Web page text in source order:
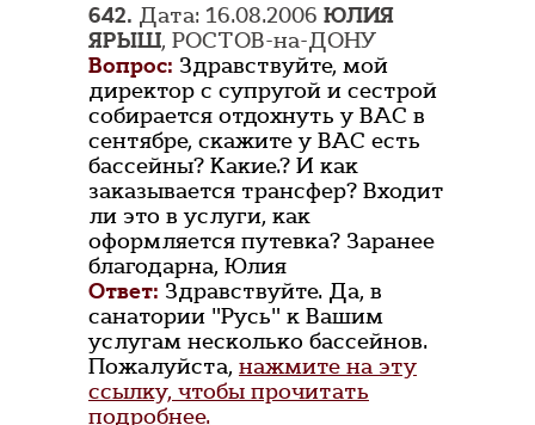
642. Дата: 16.08.2006 ЮЛИЯ
ЯРЫШ, РОСТОВ-на-ДОНУ
Вопрос: Здравствуйте, мой
директор с супругой и сестрой
собирается отдохнуть у ВАС в
сентябре, скажите у ВАС есть
бассейны? Какие.? И как
заказывается трансфер? Входит
ли это в услуги, как
оформляется путевка? Заранее
благодарна, Юлия
Ответ: Здравствуйте. Да, в
санатории "Русь" к Вашим
услугам несколько бассейнов.
Пожалуйста, нажмите на эту
ссылку, чтобы прочитать
подробнее.